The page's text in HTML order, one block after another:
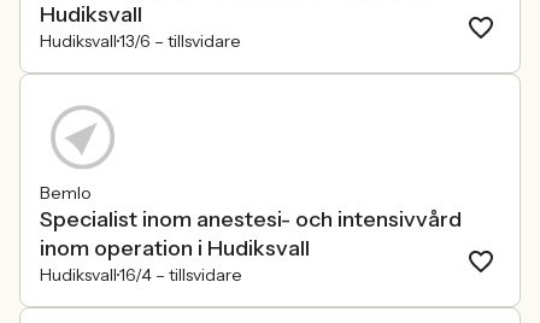
Hudiksvall
Hudiksvall13/6 – tillsvidare
Bemlo
Specialist inom anestesi- och intensivvård
inom operation i Hudiksvall
Hudiksvall16/4 – tillsvidare